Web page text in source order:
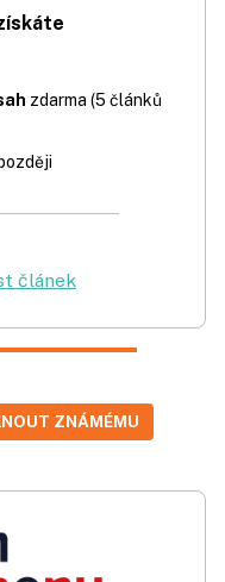
zdarma (5 článků
článek
ZNÁMÉMU